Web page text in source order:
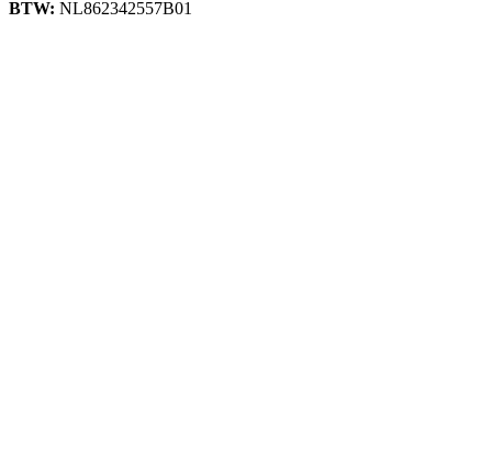
BTW: NL862342557B01